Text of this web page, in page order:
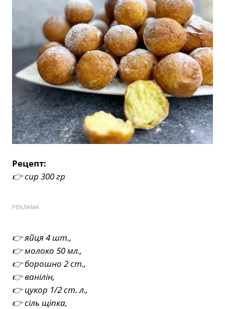
Рецепт:
👉 сир 300 гр
РЕКЛАМА
👉 яйця 4 шт.,
👉 молоко 50 мл.,
👉 борошно 2 ст.,
👉 ванілін,
👉 цукор 1/2 ст. л.,
👉 сіль щіпка,